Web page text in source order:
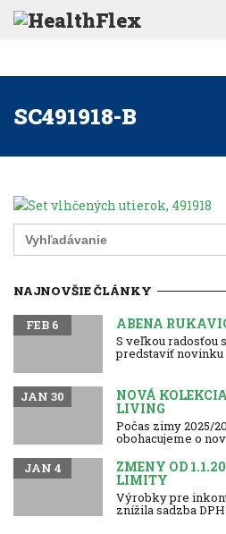
SC491918-B
Search
for:
NAJNOVŠIE ČLÁNKY
ABENA
FEB 6
S veľkou radosťou
predstaviť novinku
NOVÁ
LIVING
JAN 30
Počas zimy 2025/
obohacujeme o
ZMENY OD
LIMITY
JAN 4
Výrobky pre
znížila sadzba DPH